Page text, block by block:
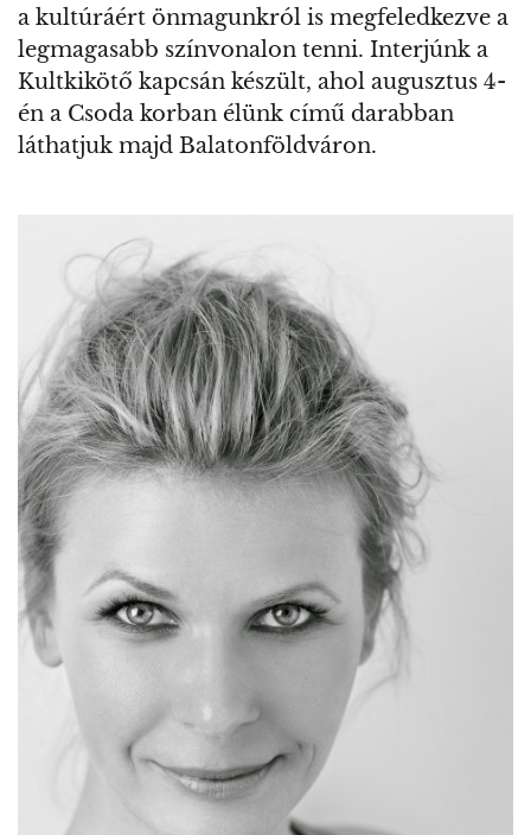
a kultúráért önmagunkról is megfeledkezve a
legmagasabb színvonalon tenni. Interjúnk a
Kultkikötő kapcsán készült, ahol augusztus 4-
én a Csoda korban élünk című darabban
láthatjuk majd Balatonföldváron.